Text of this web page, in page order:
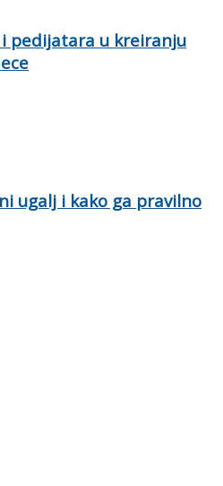
pedijatara u kreiranju
ugalj i kako ga pravilno